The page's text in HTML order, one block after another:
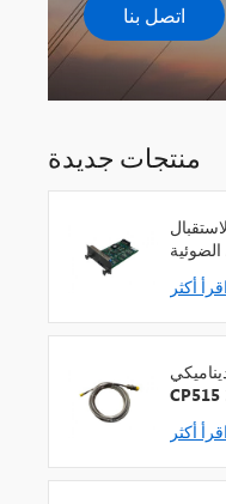
اتصل بنا
منتجات جديدة
الضوئية AIP591 S1 من
شبكة
V